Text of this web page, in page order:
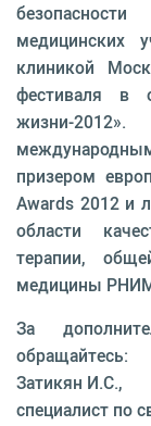
медицинских
клиникой
фестиваля в
жизни-
призером
Awards 2012 и
области
терапии,
медицины
За
обращайтесь:
Затикян И.С.,
специалист по